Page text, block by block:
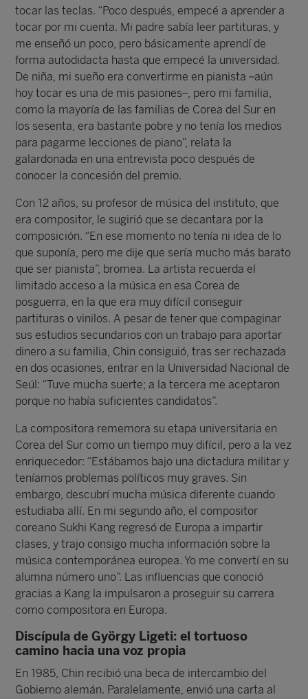
tocar las teclas. “Poco después, empecé a aprender a
tocar por mi cuenta. Mi padre sabía leer partituras, y
me enseñó un poco, pero básicamente aprendí de
forma autodidacta hasta que empecé la universidad.
De niña, mi sueño era convertirme en pianista –aún
hoy tocar es una de mis pasiones–, pero mi familia,
como la mayoría de las familias de Corea del Sur en
los sesenta, era bastante pobre y no tenía los medios
para pagarme lecciones de piano”, relata la
galardonada en una entrevista poco después de
conocer la concesión del premio.
Con 12 años, su profesor de música del instituto, que
era compositor, le sugirió que se decantara por la
composición. “En ese momento no tenía ni idea de lo
que suponía, pero me dije que sería mucho más barato
que ser pianista”, bromea. La artista recuerda el
limitado acceso a la música en esa Corea de
posguerra, en la que era muy difícil conseguir
partituras o vinilos. A pesar de tener que compaginar
sus estudios secundarios con un trabajo para aportar
dinero a su familia, Chin consiguió, tras ser rechazada
en dos ocasiones, entrar en la Universidad Nacional de
Seúl: “Tuve mucha suerte; a la tercera me aceptaron
porque no había suficientes candidatos”.
La compositora rememora su etapa universitaria en
Corea del Sur como un tiempo muy difícil, pero a la vez
enriquecedor: “Estábamos bajo una dictadura militar y
teníamos problemas políticos muy graves. Sin
embargo, descubrí mucha música diferente cuando
estudiaba allí. En mi segundo año, el compositor
coreano Sukhi Kang regresó de Europa a impartir
clases, y trajo consigo mucha información sobre la
música contemporánea europea. Yo me convertí en su
alumna número uno”. Las influencias que conoció
gracias a Kang la impulsaron a proseguir su carrera
como compositora en Europa.
Discípula de György Ligeti: el tortuoso
camino hacia una voz propia
En 1985, Chin recibió una beca de intercambio del
Gobierno alemán. Paralelamente, envió una carta al